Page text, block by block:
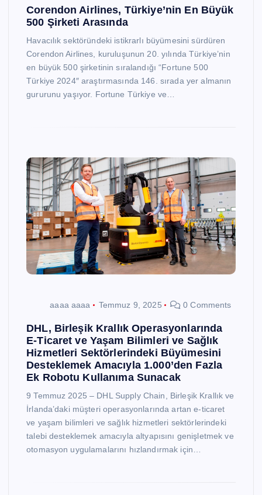
Corendon Airlines, Türkiye’nin En Büyük
500 Şirketi Arasında
Havacılık sektöründeki istikrarlı büyümesini sürdüren
Corendon Airlines, kuruluşunun 20. yılında Türkiye’nin
en büyük 500 şirketinin sıralandığı “Fortune 500
Türkiye 2024″ araştırmasında 146. sırada yer almanın
gururunu yaşıyor. Fortune Türkiye ve…
aaaa aaaa Temmuz 9, 2025 0 Comments
DHL, Birleşik Krallık Operasyonlarında
E-Ticaret ve Yaşam Bilimleri ve Sağlık
Hizmetleri Sektörlerindeki Büyümesini
Desteklemek Amacıyla 1.000’den Fazla
Ek Robotu Kullanıma Sunacak
9 Temmuz 2025 – DHL Supply Chain, Birleşik Krallık ve
İrlanda’daki müşteri operasyonlarında artan e-ticaret
ve yaşam bilimleri ve sağlık hizmetleri sektörlerindeki
talebi desteklemek amacıyla altyapısını genişletmek ve
otomasyon uygulamalarını hızlandırmak için…